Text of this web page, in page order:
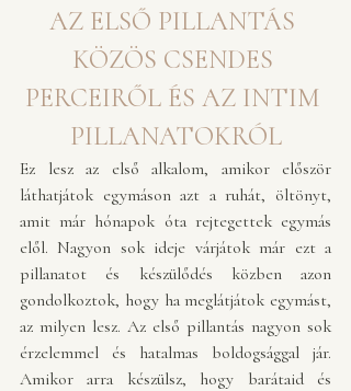
AZ ELSŐ PILLANTÁS
KÖZÖS CSENDES
PERCEIRŐL ÉS AZ INTIM
PILLANATOKRÓL
Ez lesz az első alkalom, amikor először
láthatjátok egymáson azt a ruhát, öltönyt,
amit már hónapok óta rejtegettek egymás
elől. Nagyon sok ideje várjátok már ezt a
pillanatot és készülődés közben azon
gondolkoztok, hogy ha meglátjátok egymást,
az milyen lesz. Az első pillantás nagyon sok
érzelemmel és hatalmas boldogsággal jár.
Amikor arra készülsz, hogy barátaid és